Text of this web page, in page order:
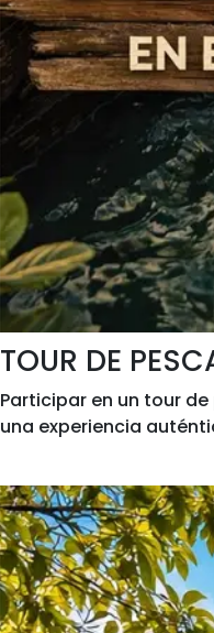
TOUR DE
Participar en un tour
una experiencia